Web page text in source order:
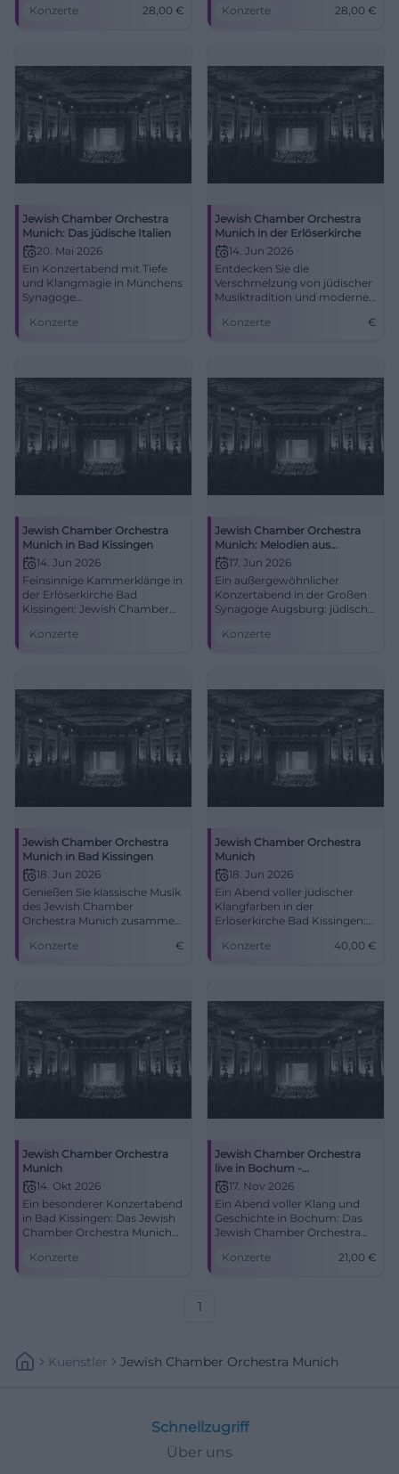
Rosenberg. Das Jewish
Konzerte 28,00 €
Rosenberg. #Konzert #Musik
Konzerte 28,00 €
Jewish Chamber Orchestra
Munich: Das jüdische Italien
20. Mai 2026
Ein Konzertabend mit Tiefe
und Klangmagie in Münchens
Synagoge
jüdische Italien, live mit dem
Konzerte
Jewish Chamber Orchestra
Munich in der Erlöserkirche
14. Jun 2026
Entdecken Sie die
Verschmelzung von jüdischer
Musiktradition und moderner
2026 in Bad Kissingen.
Konzerte €
Jewish Chamber Orchestra
Munich in Bad Kissingen
14. Jun 2026
Feinsinnige Kammerklänge in
der Erlöserkirche Bad
Kissingen: Jewish Chamber
Tradition und Jetztzeit.
Konzerte
Jewish Chamber Orchestra
Munich: Melodien aus
Osteuropa in Augsburg
17. Jun 2026
Ein außergewöhnlicher
Konzertabend in der Großen
Synagoge Augsburg: jüdische
Emotionen und feine
Konzerte
Jewish Chamber Orchestra
Munich in Bad Kissingen
18. Jun 2026
Genießen Sie klassische Musik
des Jewish Chamber
Orchestra Munich zusammen
der Erlöserkirche.
Konzerte €
Jewish Chamber Orchestra
Munich
18. Jun 2026
Ein Abend voller jüdischer
Klangfarben in der
Erlöserkirche Bad Kissingen:
Orchestra Munich verbindet
Konzerte 40,00 €
Jewish Chamber Orchestra
Munich
14. Okt 2026
Ein besonderer Konzertabend
in Bad Kissingen: Das Jewish
Chamber Orchestra Munich
Fein, intensiv und bewegend.
Konzerte
Jewish Chamber Orchestra
live in Bochum -
Kammerspiele Konzert 2026
17. Nov 2026
Ein Abend voller Klang und
Geschichte in Bochum: Das
Jewish Chamber Orchestra
Kammerspielen. 17.11.2026,
Konzerte 21,00 €
1
Kuenstler Jewish Chamber Orchestra Munich
Schnellzugriff
Über uns